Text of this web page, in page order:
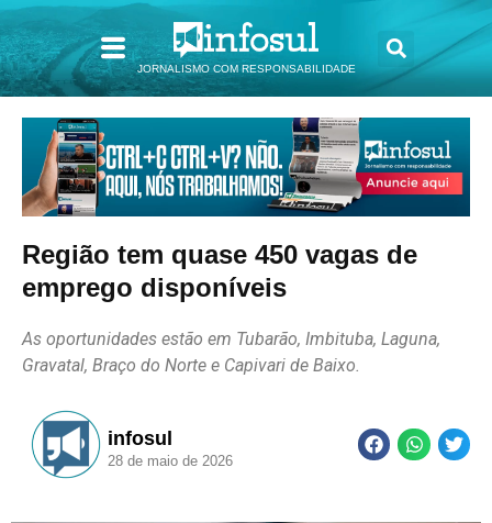
JORNALISMO COM RESPONSABILIDADE
Região tem quase 450 vagas de
emprego disponíveis
As oportunidades estão em Tubarão, Imbituba, Laguna,
Gravatal, Braço do Norte e Capivari de Baixo.
infosul
28 de maio de 2026